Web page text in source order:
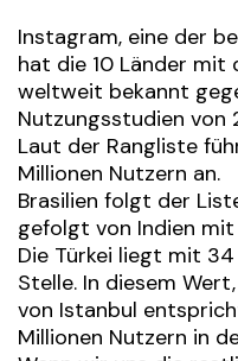
Instagram, eine der
hat die 10 Länder mit
weltweit bekannt
Nutzungsstudien von
Laut der Rangliste
Millionen Nutzern an.
Brasilien folgt der
gefolgt von Indien
Die Türkei liegt mit
Stelle. In diesem
von Istanbul
Millionen Nutzern in